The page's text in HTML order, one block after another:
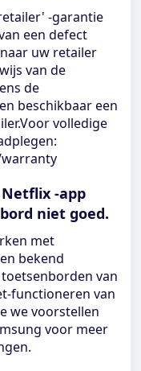
-garantie
een defect
uw retailer
van de
de
beschikbaar een
volledige
-app
niet goed.
met
bekend
van
functioneren van
we voorstellen
voor meer